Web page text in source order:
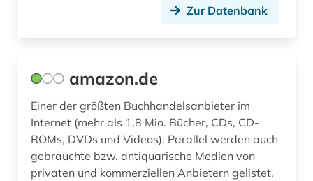
Zur Datenbank
amazon.de
Einer der größten Buchhandelsanbieter im
Internet (mehr als 1,8 Mio. Bücher, CDs, CD-
ROMs, DVDs und Videos). Parallel werden auch
gebrauchte bzw. antiquarische Medien von
privaten und kommerziellen Anbietern gelistet.